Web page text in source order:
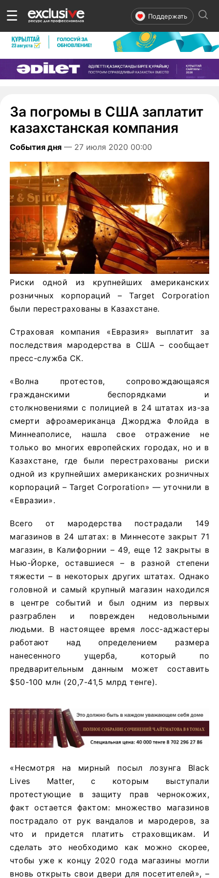
☰ Поддержать
За погромы в США заплатит
казахстанская компания
События дня — 27 июля 2020 00:00
Риски одной из крупнейших американских
розничных корпораций – Target Corporation
были перестрахованы в Казахстане.
Страховая компания «Евразия» выплатит за
последствия мародерства в США – сообщает
пресс-служба СК.
«Волна протестов, сопровождающаяся
гражданскими беспорядками и
столкновениями с полицией в 24 штатах из-за
смерти афроамериканца Джорджа Флойда в
Миннеаполисе, нашла свое отражение не
только во многих европейских городах, но и в
Казахстане, где были перестрахованы риски
одной из крупнейших американских розничных
корпораций – Target Corporation» — уточнили в
«Евразии».
Всего от мародерства пострадали 149
магазинов в 24 штатах: в Миннесоте закрыт 71
магазин, в Калифорнии – 49, еще 12 закрыты в
Нью-Йорке, оставшиеся – в разной степени
тяжести – в некоторых других штатах. Однако
головной и самый крупный магазин находился
в центре событий и был одним из первых
разграблен и поврежден недовольными
людьми. В настоящее время лосс-аджастеры
работают над определением размера
нанесенного ущерба, который по
предварительным данным может составить
$50-100 млн (20,7-41,5 млрд тенге).
«Несмотря на мирный посыл лозунга Black
Lives Matter, с которым выступали
протестующие в защиту прав чернокожих,
факт остается фактом: множество магазинов
пострадало от рук вандалов и мародеров, за
что и придется платить страховщикам. И
сделать это необходимо как можно скорее,
чтобы уже к концу 2020 года магазины могли
вновь открыть свои двери для посетителей», –